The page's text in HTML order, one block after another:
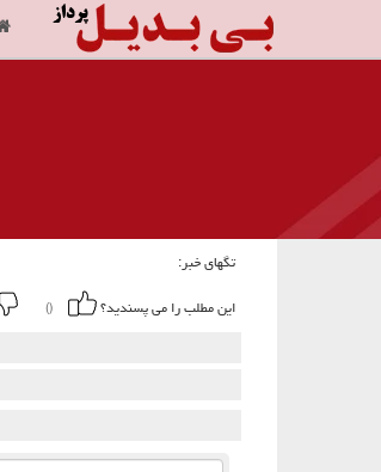
تگهای خبر:
این مطلب را می پسندید؟
()